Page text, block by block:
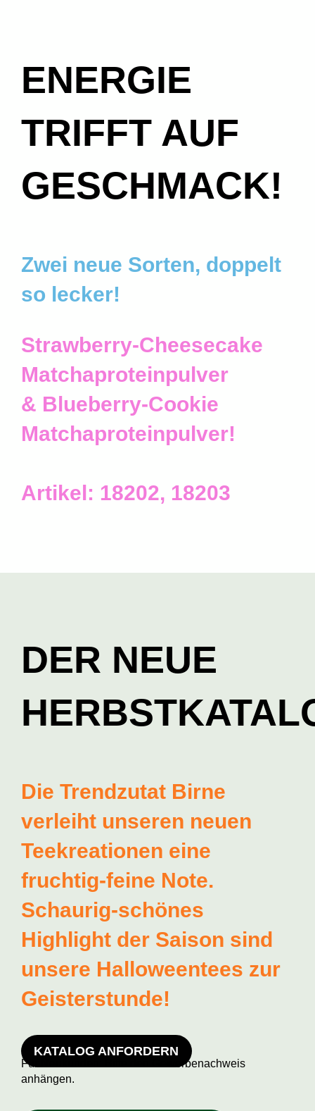
ENERGIE
TRIFFT AUF
GESCHMACK!
Zwei neue Sorten, doppelt
so lecker!
Strawberry-Cheesecake
Matchaproteinpulver
& Blueberry-Cookie
Matchaproteinpulver!
Artikel: 18202, 18203
DER NEUE
Die Trendzutat Birne
verleiht unseren neuen
Teekreationen eine
fruchtig-feine Note.
Schaurig-schönes
Highlight der Saison sind
unsere Halloweentees zur
Geisterstunde!
KATALOG ANFORDERN
Für Neukunden: Bitte den Gewerbenachweis
anhängen.